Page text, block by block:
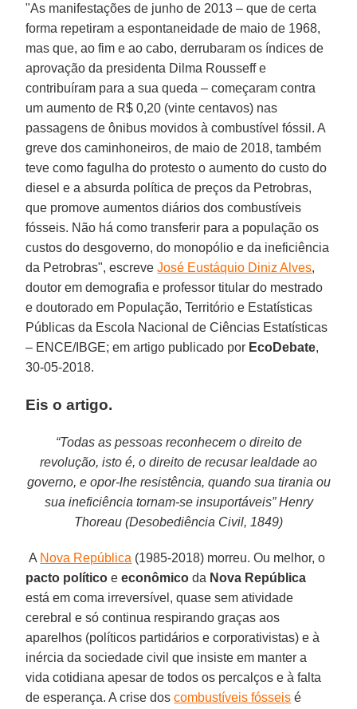
"As manifestações de junho de 2013 – que de certa
forma repetiram a espontaneidade de maio de 1968,
mas que, ao fim e ao cabo, derrubaram os índices de
aprovação da presidenta Dilma Rousseff e
contribuíram para a sua queda – começaram contra
um aumento de R$ 0,20 (vinte centavos) nas
passagens de ônibus movidos à combustível fóssil. A
greve dos caminhoneiros, de maio de 2018, também
teve como fagulha do protesto o aumento do custo do
diesel e a absurda política de preços da Petrobras,
que promove aumentos diários dos combustíveis
fósseis. Não há como transferir para a população os
custos do desgoverno, do monopólio e da ineficiência
da Petrobras", escreveJosé Eustáquio Diniz Alves,
doutor em demografia e professor titular do mestrado
e doutorado em População, Território e Estatísticas
Públicas da Escola Nacional de Ciências Estatísticas
– ENCE/IBGE; em artigo publicado por EcoDebate,
30-05-2018.
Eis o artigo.
“Todas as pessoas reconhecem o direito de
revolução, isto é, o direito de recusar lealdade ao
governo, e opor-lhe resistência, quando sua tirania ou
sua ineficiência tornam-se insuportáveis” Henry
Thoreau (Desobediência Civil, 1849)
A Nova República (1985-2018) morreu. Ou melhor, o
pacto político eeconômico da Nova República
está em coma irreversível, quase sem atividade
cerebral e só continua respirando graças aos
aparelhos (políticos partidários e corporativistas) e à
inércia da sociedade civil que insiste em manter a
vida cotidiana apesar de todos os percalços e à falta
de esperança. A crise doscombustíveis fósseis é